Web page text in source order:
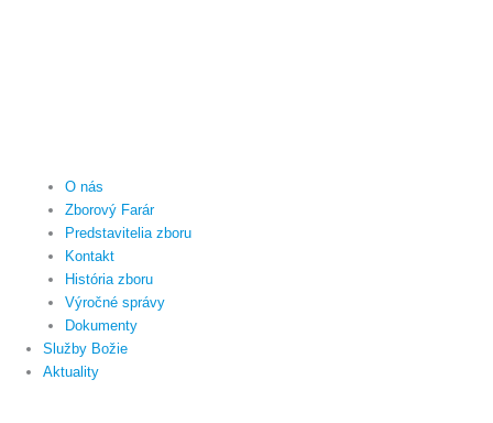
O nás
Zborový Farár
Predstavitelia zboru
Kontakt
História zboru
Výročné správy
Dokumenty
Služby Božie
Aktuality